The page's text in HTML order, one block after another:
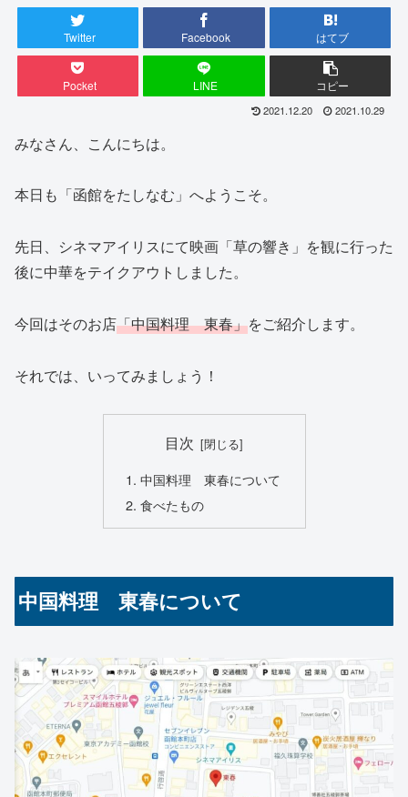
Twitter Facebook はてブ
Pocket LINE コピー
2021.12.20 2021.10.29
みなさん、こんにちは。
本日も「函館をたしなむ」へようこそ。
先日、シネマアイリスにて映画「草の響き」を観に行った
後に中華をテイクアウトしました。
今回はそのお店「中国料理 東春」をご紹介します。
それでは、いってみましょう！
目次
中国料理 東春について
食べたもの
中国料理 東春について